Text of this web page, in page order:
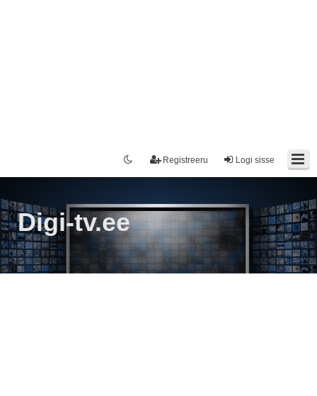
Logi sisse
Registreeru
Digi-tv.ee